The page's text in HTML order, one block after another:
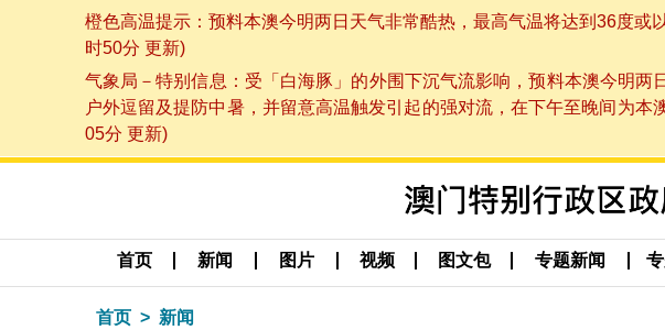
橙色高温提示：预料本澳今明两日天气非常酷热，最高气温将达到36度
时50分 更新)
气象局－特别信息：受「白海豚」的外围下沉气流影响，预料本澳今明
户外逗留及提防中暑，并留意高温触发引起的强对流，在下午至晚间为
05分 更新)
首页 新闻 图片 视频 图文包 专题新闻
首页 新闻